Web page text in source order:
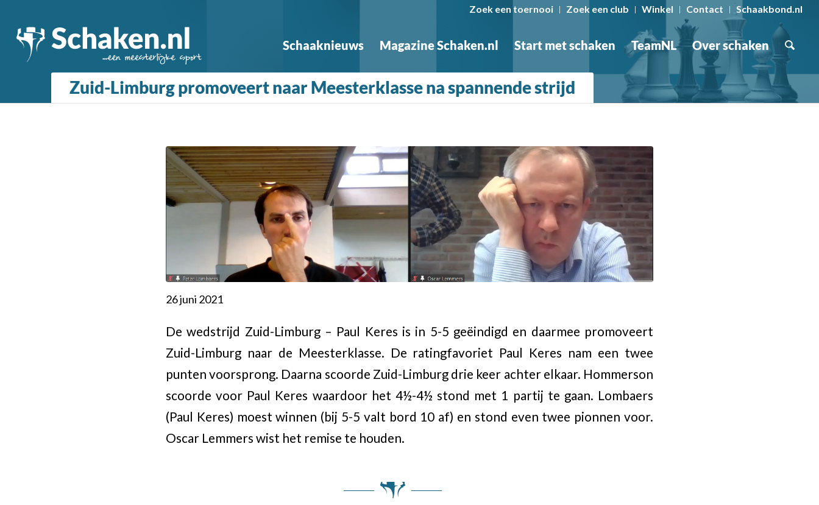
Zoek een toernooi Zoek een club Winkel Contact Schaakbond.nl
Schaaknieuws Magazine Schaken.nl Start met schaken TeamNL Over schaken
Zuid-Limburg promoveert naar Meesterklasse na spannende strijd
26 juni 2021
De wedstrijd Zuid-Limburg – Paul Keres is in 5-5 geëindigd en daarmee promoveert
Zuid-Limburg naar de Meesterklasse. De ratingfavoriet Paul Keres nam een twee
punten voorsprong. Daarna scoorde Zuid-Limburg drie keer achter elkaar. Hommerson
scoorde voor Paul Keres waardoor het 4½-4½ stond met 1 partij te gaan. Lombaers
(Paul Keres) moest winnen (bij 5-5 valt bord 10 af) en stond even twee pionnen voor.
Oscar Lemmers wist het remise te houden.